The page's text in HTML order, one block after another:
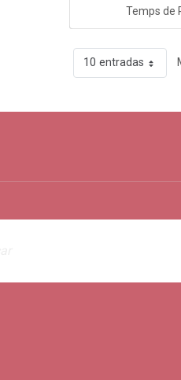
Temps de
10 entradas